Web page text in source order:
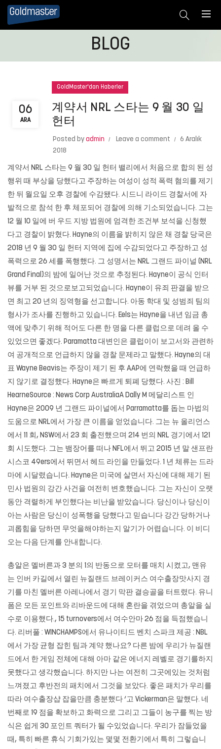
BLOG
06
ARA
GoldMaster'dan Haberler
계약서 NRL 스타는 9 월 30 일
헌터
Posted by admin Leave a comment
6 Aralık
2018
계약서 NRL 스타는 9 월 30 일 헌터 밸리에서 처음으로 합의 된 성
행위 때 부상을 당했다고 주장하는 여성이 성적 폭력 혐의를 제기
한 뒤 월요일 오후 경찰에 수감됐다. 시드니 라이드 경찰서에 자
발적으로 참석 한 후 체포되어 경찰에 의해 기소되었습니다. 그는
12 월 10 일에 버 우드 지방 법원에 엄격한 조건부 보석을 신청했
다고 경찰이 밝혔다. Hayne의 이름을 밝히지 않은 채 경찰 당국은
2018 년 9 월 30 일 헌터 지역에 집에 수감되었다고 주장하고 성
폭력으로 26 세를 폭행했다. 그 성명서는 NRL 그랜드 파이널 (NRL
Grand Final)의 밤에 일어난 것으로 추정된다. Hayne이 공식 인터
뷰를 거부 된 것으로보고되었습니다. Hayne이 유죄 판결을 받으
면 최고 20 년의 징역형을 선고합니다. 아동 학대 및 성범죄 팀의
형사가 조사를 진행하고 있습니다. Eels는 Hayne을 내년 임금 총
액에 맞추기 위해 적어도 다른 한 명을 다른 클럽으로 데려 올 수
있었으면 좋겠다. Paramatta 대변인은 클럽이이 보고서와 관련하
여 공개적으로 언급하지 않을 경찰 문제라고 말했다. Hayne의 대
표 Wayne Beavis는 주장이 제기 된 후 AAP에 연락했을 때 언급하
지 않기로 결정했다. Hayne은 빠르게 퇴폐 당했다. 사진 : Bill
HearneSource : News Corp AustraliaA Dally M 메달리스트 인
Hayne은 2009 년 그랜드 파이널에서 Parramatta를 돕는 마법의
도움으로 NRL에서 가장 큰 이름을 얻었습니다. 그는 뉴 올리언스
에서 11 회, NSW에서 23 회 출전했으며 214 번의 NRL 경기에서 121
회 시도했다. 그는 뱀장어를 떠나 NFL에서 뛰고 2015 년 말 샌프란
시스코 49ers에서 뛰면서 헤드 라인을 만들었다. 1 년 체류는 드라
마에 시달렸습니다. Hayne은 미국에 살면서 자신에 대해 제기 된
민사 법원의 강간 사건을 여전히 변호했습니다. 그는 자신이 오랫
동안 격렬하게 부인했다는 비난을 받았습니다. 당신이나 당신이
아는 사람은 당신이 성폭행을 당했다고 믿습니다 강간 당하거나
괴롭힘을 당하면 무엇을해야하는지 알기가 어렵습니다. 이 비디
오는 다음 단계를 안내합니다.
총알은 멜버른과 3 분의 1의 반동으로 모터를 매치 시켰고, 맨유
는 인버 카길에서 열린 뉴질랜드 브레이커스 여수출장맛사지 경
기를 마친 멜버른 아레나에서 경기 막판 결승골을 터트렸다. 유니
폼은 모든 포인트와 리바운드에 대해 혼란을 겪었으며 총알을 실
수로 이용했다., 15 turnovers에서 여수안마 26 점을 득점했습니
다. 리버풀 : WINCHAMPS에서 유나이티드 벤치 스파크 제공 : NBL
에서 가장 균형 잡힌 팀과 계약 했나요? 다른 밤에 우리가 뉴질랜
드에서 한 게임 전체에 대해 아마 같은 에너지 레벨로 경기를하지
못했다고 생각했습니다. 하지만 나는 여전히 그곳에있는 것처럼
느껴졌고 후반전의 패치에서 그것을 보았다. 좋은 패치가 우리를
따라 여수출장샵 잡을만큼 충분했다 ‘고 Vickerman은 말했다. 네
번째로 19 점을 확보하고 화력으로 그리고 그들이 농구를 찍는 방
식은 쉽게 30 포인트 쿼터가 될 수있었습니다. 우리가 잠들었을
때, 특히 빠른 휴식 기회가있는 몇몇 전환기에서 특히 그렇습니